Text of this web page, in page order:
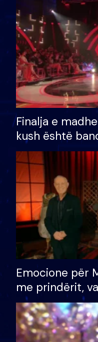
Finalja e
kush është
shtëpinë dhe
të fituar
Emocione për
me prindërit,
divorci apo jo?